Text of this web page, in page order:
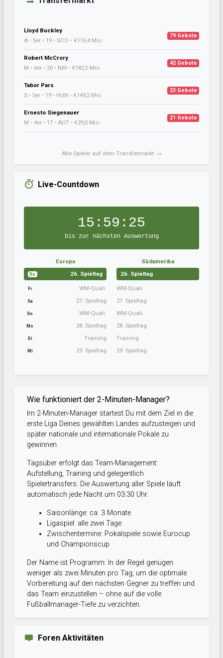
Lloyd Buckley
A • 5er • 19 • SCO • €116,4 Mio
79 Gebote
Robert McCrory
M • 6er • 20 • NIR • €182,5 Mio
42 Gebote
Tabor Pars
S • 5er • 19 • HUN • €149,2 Mio
23 Gebote
Ernesto Siegenauer
M • 4er • 17 • AUT • €29,0 Mio
21 Gebote
Alle Spieler auf dem Transfermarkt →
Live-Countdown
15:59:25
bis zur nächsten Auswertung
Europa
Do 26. Spieltag
Fr WM-Quali.
Sa 27. Spieltag
So WM-Quali.
Mo 28. Spieltag
Di Training
Mi 29. Spieltag
Südamerika
26. Spieltag
WM-Quali.
27. Spieltag
WM-Quali.
28. Spieltag
Training
29. Spieltag
Wie funktioniert der 2-Minuten-Manager?
Im 2-Minuten-Manager startest Du mit dem Ziel in die
erste Liga Deines gewählten Landes aufzusteigen und
später nationale und internationale Pokale zu
gewinnen.
Tagsüber erfolgt das Team-Management:
Aufstellung, Training und gelegentlich
Spielertransfers. Die Auswertung aller Spiele läuft
automatisch jede Nacht um 03:30 Uhr.
Saisonlänge: ca. 3 Monate
Ligaspiel: alle zwei Tage
Zwischentermine: Pokalspiele sowie Eurocup
und Championscup
Der Name ist Programm: In der Regel genügen
weniger als zwei Minuten pro Tag, um die optimale
Vorbereitung auf den nächsten Gegner zu treffen und
das Team einzustellen – ohne auf die volle
Fußballmanager-Tiefe zu verzichten.
Foren Aktivitäten